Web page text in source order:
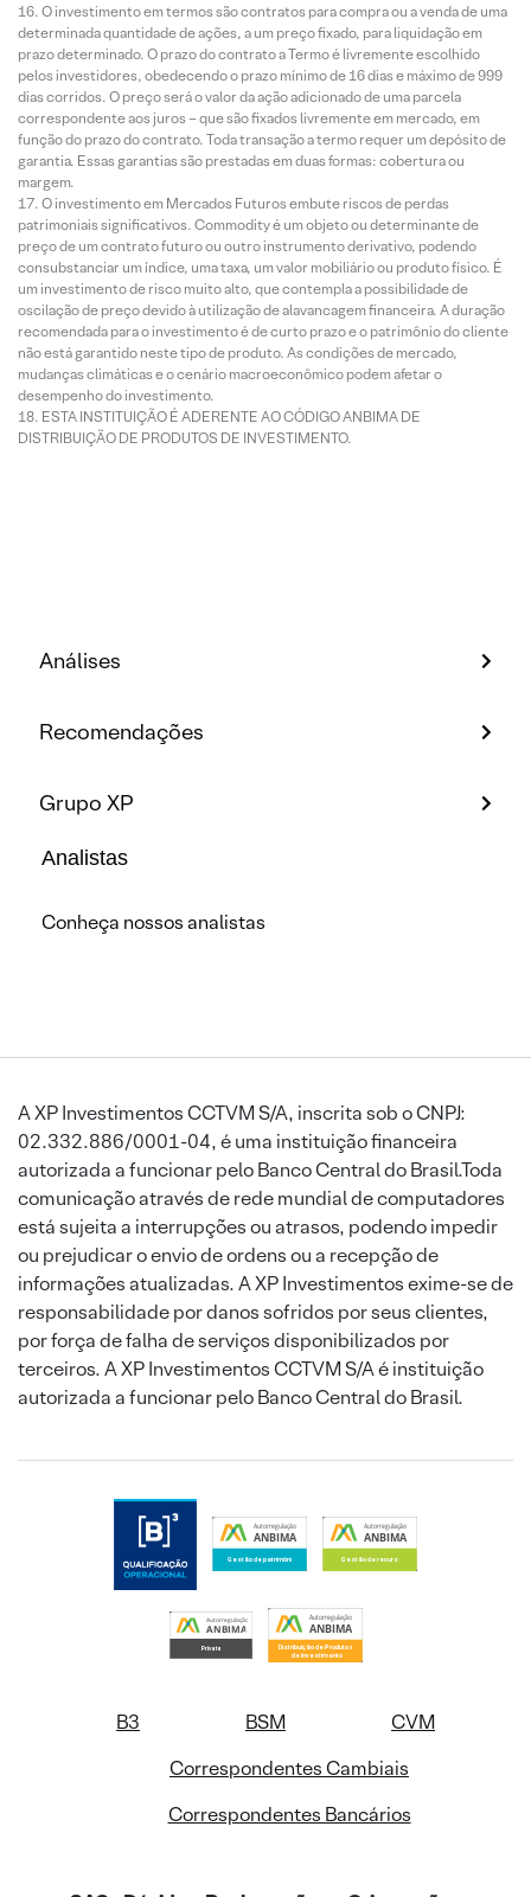
O investimento em termos são contratos para compra ou a venda de uma
determinada quantidade de ações, a um preço fixado, para liquidação em
prazo determinado. O prazo do contrato a Termo é livremente escolhido
pelos investidores, obedecendo o prazo mínimo de 16 dias e máximo de 999
dias corridos. O preço será o valor da ação adicionado de uma parcela
correspondente aos juros – que são fixados livremente em mercado, em
função do prazo do contrato. Toda transação a termo requer um depósito de
garantia. Essas garantias são prestadas em duas formas: cobertura ou
margem.
O investimento em Mercados Futuros embute riscos de perdas
patrimoniais significativos. Commodity é um objeto ou determinante de
preço de um contrato futuro ou outro instrumento derivativo, podendo
consubstanciar um índice, uma taxa, um valor mobiliário ou produto físico. É
um investimento de risco muito alto, que contempla a possibilidade de
oscilação de preço devido à utilização de alavancagem financeira. A duração
recomendada para o investimento é de curto prazo e o patrimônio do cliente
não está garantido neste tipo de produto. As condições de mercado,
mudanças climáticas e o cenário macroeconômico podem afetar o
desempenho do investimento.
ESTA INSTITUIÇÃO É ADERENTE AO CÓDIGO ANBIMA DE
DISTRIBUIÇÃO DE PRODUTOS DE INVESTIMENTO.
Análises
Recomendações
Grupo XP
Analistas
Conheça nossos analistas
A XP Investimentos CCTVM S/A, inscrita sob o CNPJ:
02.332.886/0001-04, é uma instituição financeira
autorizada a funcionar pelo Banco Central do Brasil.Toda
comunicação através de rede mundial de computadores
está sujeita a interrupções ou atrasos, podendo impedir
ou prejudicar o envio de ordens ou a recepção de
informações atualizadas. A XP Investimentos exime-se de
responsabilidade por danos sofridos por seus clientes,
por força de falha de serviços disponibilizados por
terceiros. A XP Investimentos CCTVM S/A é instituição
autorizada a funcionar pelo Banco Central do Brasil.
B3 BSM
CVM
Correspondentes Cambiais
Correspondentes Bancários